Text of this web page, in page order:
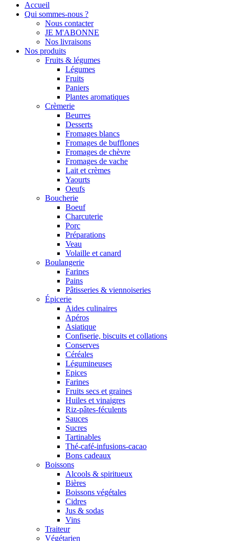
Accueil
Qui sommes-nous ?
Nous contacter
JE M'ABONNE
Nos livraisons
Nos produits
Fruits & légumes
Légumes
Fruits
Paniers
Plantes aromatiques
Crèmerie
Beurres
Desserts
Fromages blancs
Fromages de bufflones
Fromages de chèvre
Fromages de vache
Lait et crèmes
Yaourts
Oeufs
Boucherie
Boeuf
Charcuterie
Porc
Préparations
Veau
Volaille et canard
Boulangerie
Farines
Pains
Pâtisseries & viennoiseries
Épicerie
Aides culinaires
Apéros
Asiatique
Confiserie, biscuits et collations
Conserves
Céréales
Légumineuses
Epices
Farines
Fruits secs et graines
Huiles et vinaigres
Riz-pâtes-féculents
Sauces
Sucres
Tartinables
Thé-café-infusions-cacao
Bons cadeaux
Boissons
Alcools & spiritueux
Bières
Boissons végétales
Cidres
Jus & sodas
Vins
Traiteur
Végétarien